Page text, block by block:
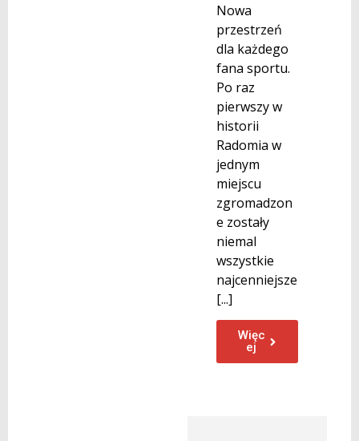
Nowa
przestrzeń
dla każdego
fana sportu.
Po raz
pierwszy w
historii
Radomia w
jednym
miejscu
zgromadzon
e zostały
niemal
wszystkie
najcenniejsze
[...]
Więc
ej